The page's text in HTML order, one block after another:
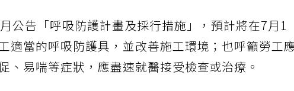
公告「呼吸防護計畫及採行措施」，預計將在7月1
適當的呼吸防護具，並改善施工環境；也呼籲勞工
、易喘等症狀，應盡速就醫接受檢查或治療。